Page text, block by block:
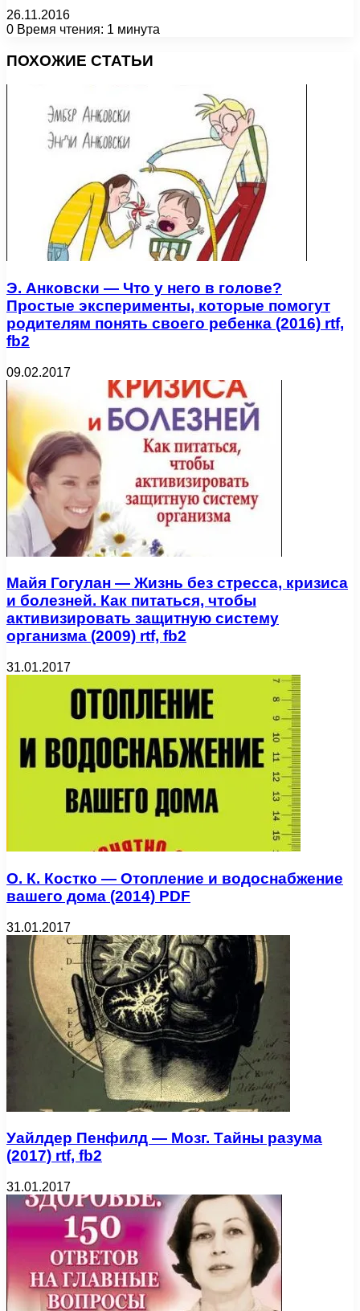
26.11.2016
0 Время чтения: 1 минута
ПОХОЖИЕ СТАТЬИ
Э. Анковски — Что у него в голове?
Простые эксперименты, которые помогут
родителям понять своего ребенка (2016) rtf,
fb2
09.02.2017
Майя Гогулан — Жизнь без стресса, кризиса
и болезней. Как питаться, чтобы
активизировать защитную систему
организма (2009) rtf, fb2
31.01.2017
О. К. Костко — Отопление и водоснабжение
вашего дома (2014) PDF
31.01.2017
Уайлдер Пенфилд — Мозг. Тайны разума
(2017) rtf, fb2
31.01.2017